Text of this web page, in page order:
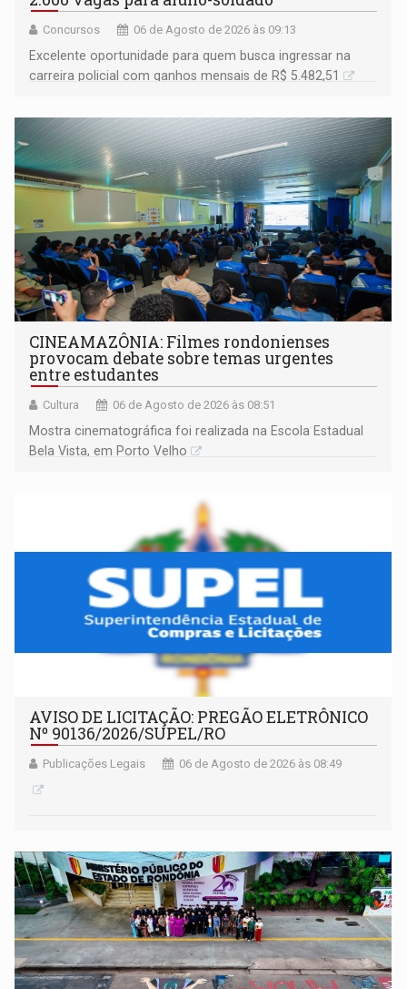
Concursos 06 de Agosto de 2026 às 09:13
Excelente oportunidade para quem busca ingressar na
carreira policial com ganhos mensais de R$ 5.482,51
CINEAMAZÔNIA: Filmes rondonienses
provocam debate sobre temas urgentes
entre estudantes
Cultura 06 de Agosto de 2026 às 08:51
Mostra cinematográfica foi realizada na Escola Estadual
Bela Vista, em Porto Velho
AVISO DE LICITAÇÃO: PREGÃO ELETRÔNICO
Nº 90136/2026/SUPEL/RO
Publicações Legais 06 de Agosto de 2026 às 08:49